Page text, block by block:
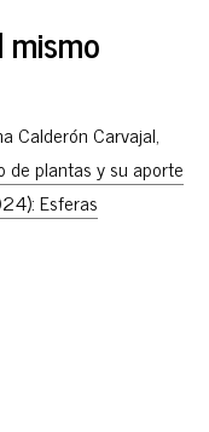
Calderón Carvajal,
de plantas y su aporte
Esferas